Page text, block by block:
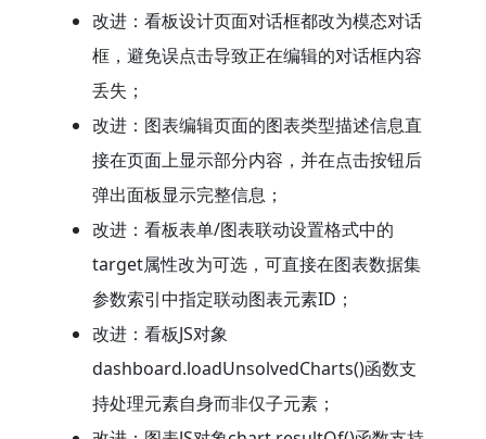
改进：看板设计页面对话框都改为模态对话
框，避免误点击导致正在编辑的对话框内容
丢失；
改进：图表编辑页面的图表类型描述信息直
接在页面上显示部分内容，并在点击按钮后
弹出面板显示完整信息；
改进：看板表单/图表联动设置格式中的
target属性改为可选，可直接在图表数据集
参数索引中指定联动图表元素ID；
改进：看板JS对象
dashboard.loadUnsolvedCharts()函数支
持处理元素自身而非仅子元素；